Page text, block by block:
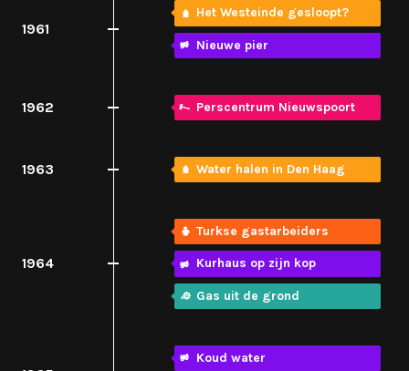
1961
Het Westeinde gesloopt?
Nieuwe pier
1962 Perscentrum Nieuwspoort
1963 Water halen in Den Haag
1964
Turkse gastarbeiders
Kurhaus op zijn kop
Gas uit de grond
Koud water